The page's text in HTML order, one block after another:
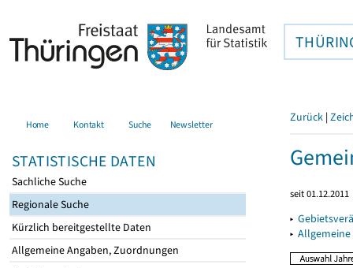
Home Kontakt Suche Newsletter
STATISTISCHE DATEN
Sachliche Suche
Regionale Suche
Kürzlich bereitgestellte Daten
Allgemeine Angaben, Zuordnungen
Zurück |
seit 01.12.2011
▸
▸